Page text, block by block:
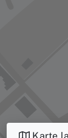
Karte